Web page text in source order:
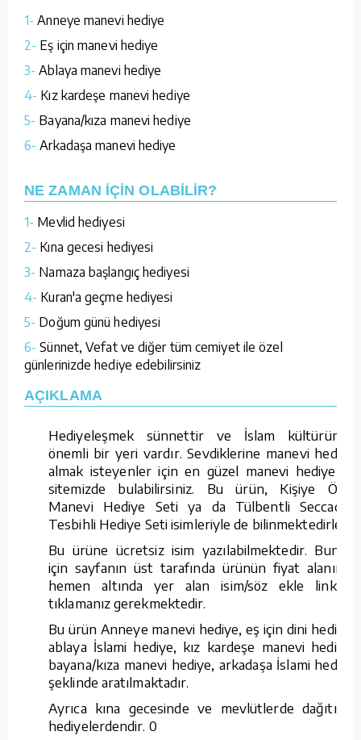
1- Anneye manevi hediye
2- Eş için manevi hediye
3- Ablaya manevi hediye
4- Kız kardeşe manevi hediye
5- Bayana/kıza manevi hediye
6- Arkadaşa manevi hediye
NE ZAMAN İÇİN OLABİLİR?
1- Mevlid hediyesi
2- Kına gecesi hediyesi
3- Namaza başlangıç hediyesi
4- Kuran'a geçme hediyesi
5- Doğum günü hediyesi
6- Sünnet, Vefat ve diğer tüm cemiyet ile özel
günlerinizde hediye edebilirsiniz
AÇIKLAMA
Hediyeleşmek sünnettir ve İslam kültüründe
önemli bir yeri vardır. Sevdiklerine manevi hediye
almak isteyenler için en güzel manevi hediyeleri
sitemizde bulabilirsiniz. Bu ürün, Kişiye Özel
Manevi Hediye Seti ya da Tülbentli Seccadeli
Tesbihli Hediye Seti isimleriyle de bilinmektedirler.
Bu ürüne ücretsiz isim yazılabilmektedir. Bunun
için sayfanın üst tarafında ürünün fiyat alanının
hemen altında yer alan isim/söz ekle linkine
tıklamanız gerekmektedir.
Bu ürün Anneye manevi hediye, eş için dini hediye,
ablaya İslami hediye, kız kardeşe manevi hediye,
bayana/kıza manevi hediye, arkadaşa İslami hediye
şeklinde aratılmaktadır.
Ayrıca kına gecesinde ve mevlütlerde dağıtılan
hediyelerdendir. 0